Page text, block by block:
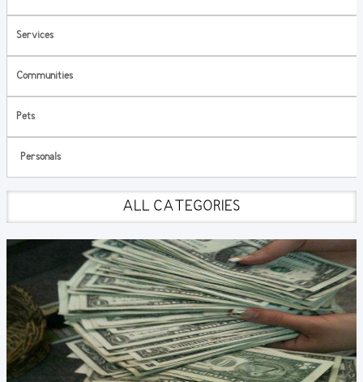
Services
Communities
Pets
Personals
ALL CATEGORIES